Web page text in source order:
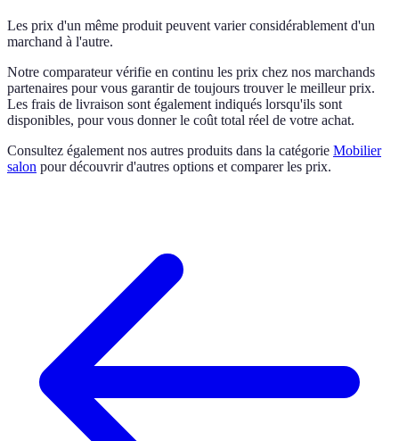
Les prix d'un même produit peuvent varier considérablement d'un
marchand à l'autre.
Notre comparateur vérifie en continu les prix chez nos marchands
partenaires pour vous garantir de toujours trouver le meilleur prix.
Les frais de livraison sont également indiqués lorsqu'ils sont
disponibles, pour vous donner le coût total réel de votre achat.
Consultez également nos autres produits dans la catégorie Mobilier
salon pour découvrir d'autres options et comparer les prix.